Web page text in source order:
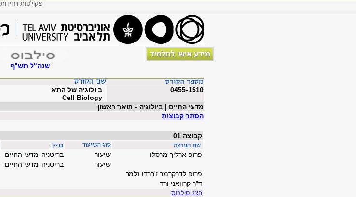
פקולטות ויחידות
שנה"ל תש"ף
ביולוגיה של התא
Cell Biology
0455-1510
מדעי החיים | ביולוגיה - תואר ראשון
הסתר קבוצות
קבוצה 01
בריטניה-מדעי החיים שיעור
פרופ ארליך מרסלו
בריטניה-מדעי החיים
שיעור
פרופ לדרקרמר ז'ררדו זלמר
ד"ר קרוואני ורד
הצג סילבוס